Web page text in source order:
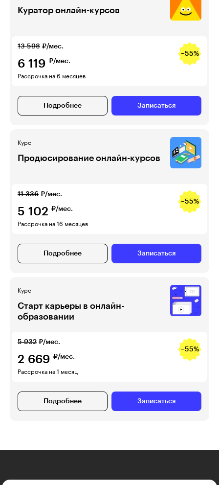
Куратор онлайн-курсов
13 598 ₽/мес.
−55%
6 119 ₽/мес.
Рассрочка на 6 месяцев
Подробнее Записаться
Курс
Продюсирование онлайн-курсов
11 336 ₽/мес.
−55%
5 102 ₽/мес.
Рассрочка на 16 месяцев
Подробнее Записаться
Курс
Старт карьеры в онлайн-
образовании
5 932 ₽/мес.
−55%
2 669 ₽/мес.
Рассрочка на 1 месяц
Подробнее Записаться